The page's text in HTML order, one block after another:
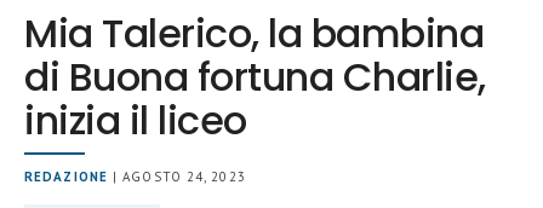
Mia Talerico, la bambina
di Buona fortuna Charlie,
inizia il liceo
REDAZIONE | AGOSTO 24, 2023